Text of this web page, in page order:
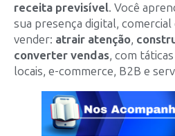
receita previsível. Você
sua presença digital,
vender: atrair atenção,
converter vendas, com
locais, e-commerce, B2B e